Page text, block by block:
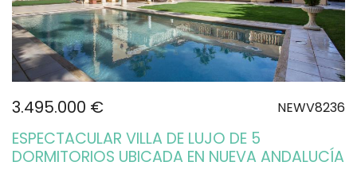
3.495.000 € NEWV8236
ESPECTACULAR VILLA DE LUJO DE 5
DORMITORIOS UBICADA EN NUEVA ANDALUCÍA